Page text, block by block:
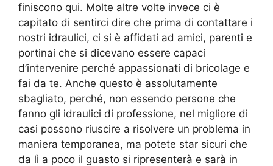
finiscono qui. Molte altre volte invece ci è
capitato di sentirci dire che prima di contattare i
nostri idraulici, ci si è affidati ad amici, parenti e
portinai che si dicevano essere capaci
d’intervenire perché appassionati di bricolage e
fai da te. Anche questo è assolutamente
sbagliato, perché, non essendo persone che
fanno gli idraulici di professione, nel migliore di
casi possono riuscire a risolvere un problema in
maniera temporanea, ma potete star sicuri che
da lì a poco il guasto si ripresenterà e sarà in